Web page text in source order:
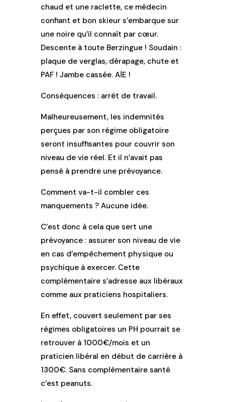
chaud et une raclette, ce médecin
confiant et bon skieur s’embarque sur
une noire qu’il connaît par cœur.
Descente à toute Berzingue ! Soudain :
plaque de verglas, dérapage, chute et
PAF ! Jambe cassée. AÏE !
Conséquences : arrêt de travail.
Malheureusement, les indemnités
perçues par son régime obligatoire
seront insuffisantes pour couvrir son
niveau de vie réel. Et il n’avait pas
pensé à prendre une prévoyance.
Comment va-t-il combler ces
manquements ? Aucune idée.
C’est donc à cela que sert une
prévoyance : assurer son niveau de vie
en cas d’empêchement physique ou
psychique à exercer. Cette
complémentaire s’adresse aux libéraux
comme aux praticiens hospitaliers.
En effet, couvert seulement par ses
régimes obligatoires un PH pourrait se
retrouver à 1000€/mois et un
praticien libéral en début de carrière à
1300€. Sans complémentaire santé
c’est peanuts.